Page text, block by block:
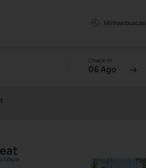
Minhas buscas
Check-in
06 Ago
Mapa